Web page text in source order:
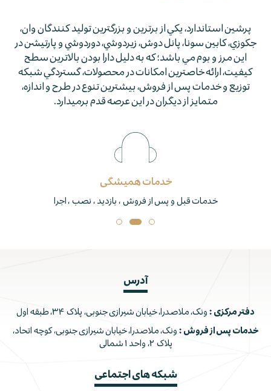
پرشين استاندارد، يكي از برترين و بزرگترين توليد كنندگان وان،
جكوزي، كابين سونا، پانل دوش، زيردوشي، دوردوشي و پارتيشن در
اين مرز و بوم مي باشد؛ كه به دليل دارا بودن بالاترين سطح
كيفيت، ارائه خاصترين امكانات در محصولات، گستردگي شبكه
توزيع و خدمات پس از فروش، بيشترين تنوع در طرح و اندازه،
متمايز از ديگران در اين عرصه قدم برمي­دارد.
خدمات همیشگی
خدمات قبل و پس از فروش ، بازدید ، نصب ، اجرا
آدرس
دفتر مرکزی : ونک، ملاصدرا، خیابان شیرازی جنوبی، پلاک ۳۴، طبقه اول
خدمات پس از فروش : ونک، ملاصدرا، خیابان شیرازی جنوبی، کوچه اتحاد،
پلاک ۲، واحد ۱ شمالی
شبکه های اجتماعی